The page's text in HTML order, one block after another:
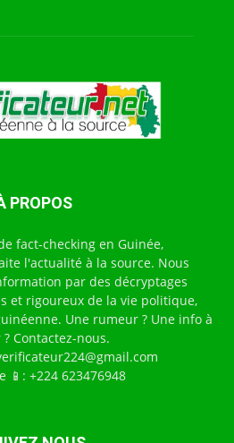
PROPOS
fact-checking en Guinée,
l'actualité à la source. Nous
par des décryptages
et rigoureux de la vie politique,
Une rumeur ? Une info à
Contactez-nous.
📱: +224 623476948